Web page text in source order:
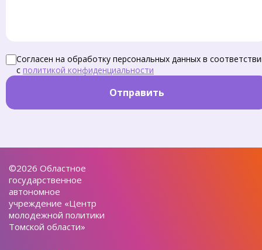
Согласен на обработку персональных данных в
с политикой конфиденциальности
Отправить
©2026 Областное
государственное
автономное
учреждение «Центр
молодежной политики
Томской области»